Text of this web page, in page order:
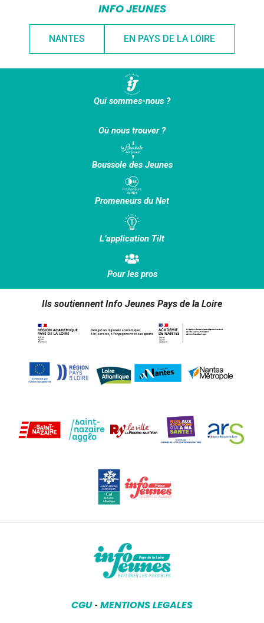
INFO JEUNES
NANTES EN PAYS DE LA LOIRE
Qui sommes-nous ?
Où nous trouver ?
Boussole des Jeunes
Promeneurs du Net
L’application Tilt
Pour les pros
Ils soutiennent Info Jeunes Pays de la Loire
CGU- MENTIONS LEGALES